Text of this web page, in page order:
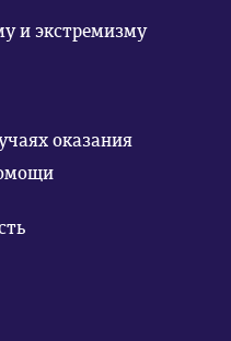
и экстремизму
оказания